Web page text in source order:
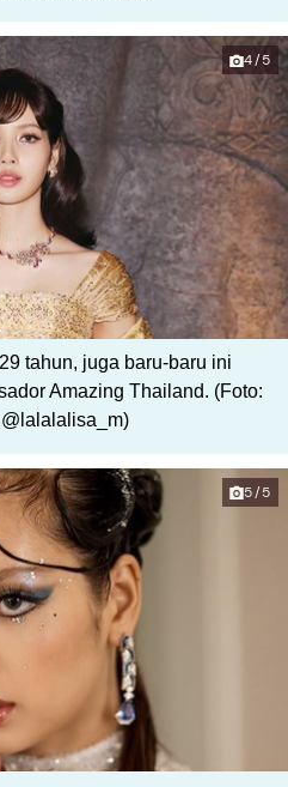
4/5
tahun, juga baru-baru ini
Amazing Thailand. (Foto:
@lalalalisa_m)
5/5